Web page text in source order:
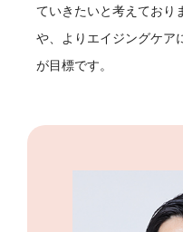
ていきたいと考えており
や、よりエイジングケア
が目標です。